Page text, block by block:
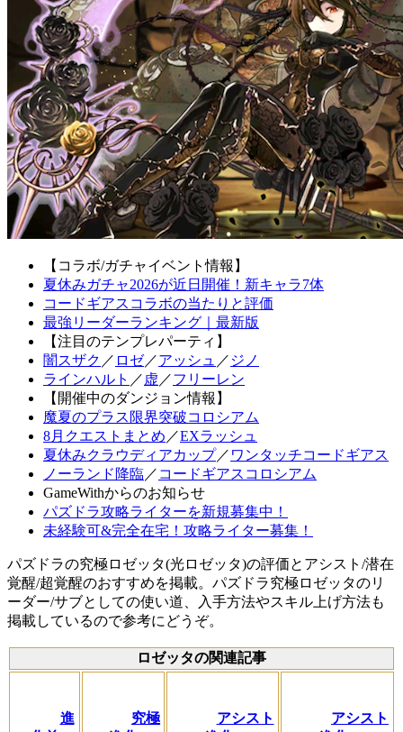
【コラボ/ガチャイベント情報】
夏休みガチャ2026が近日開催！新キャラ7体
コードギアスコラボの当たりと評価
最強リーダーランキング｜最新版
【注目のテンプレパーティ】
闇スザク ／ ロゼ／アッシュ ／ ジノ
ラインハルト ／ 虚 ／フリーレン
【開催中のダンジョン情報】
魔夏のプラス限界突破コロシアム
8月クエストまとめ ／EXラッシュ
夏休みクラウディアカップ／ ワンタッチコードギアス
ノーランド降臨／ コードギアスコロシアム
GameWithからのお知らせ
パズドラ攻略ライターを新規募集中！
未経験可&完全在宅！攻略ライター募集！
パズドラの究極ロゼッタ(光ロゼッタ)の評価とアシスト/潜在
覚醒/超覚醒のおすすめを掲載。パズドラ究極ロゼッタのリ
ーダー/サブとしての使い道、入手方法やスキル上げ方法も
掲載しているので参考にどうぞ。
ロゼッタの関連記事
進
究極
アシスト
アシスト